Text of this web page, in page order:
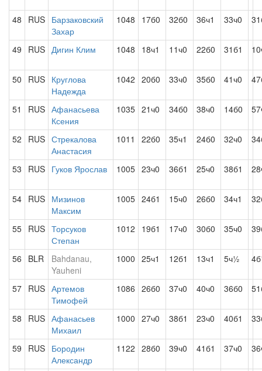
48 RUS Барзаковский
Захар
1048 17б0 32б0 36ч1 33ч0
49 RUS Дигин Клим 1048 18ч1 11ч0 22б0 31б1
50 RUS Круглова
Надежда
1042 20б0 33ч0 35б0 41ч0
51 RUS Афанасьева
Ксения
1035 21ч0 34б0 38ч0 14б0
52 RUS Стрекалова
Анастасия
1011 22б0 35ч1 24б0 32ч0
53 RUS Гуков Ярослав 1005 23ч0 36б1 25ч0 38б1
54 RUS Мизинов
Максим
1005 24б1 15ч0 26б0 34ч1
55 RUS Торсуков
Степан
1012 19б1 17ч0 30б0 35ч0
56 BLR
Bahdanau,
Yauheni
1000 25ч1 12б1 13ч1 5ч½
57 RUS Артемов
Тимофей
1086 26б0 37ч0 40ч0 36б0
58 RUS Афанасьев
Михаил
1000 27ч0 38б1 23ч0 40б1
59 RUS Бородин
Александр
1122 28б0 39ч0 41б1 37ч0